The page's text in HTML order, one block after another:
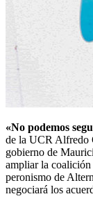
«No podemos
de la UCR Alfredo
gobierno de
ampliar la
peronismo de
negociará los